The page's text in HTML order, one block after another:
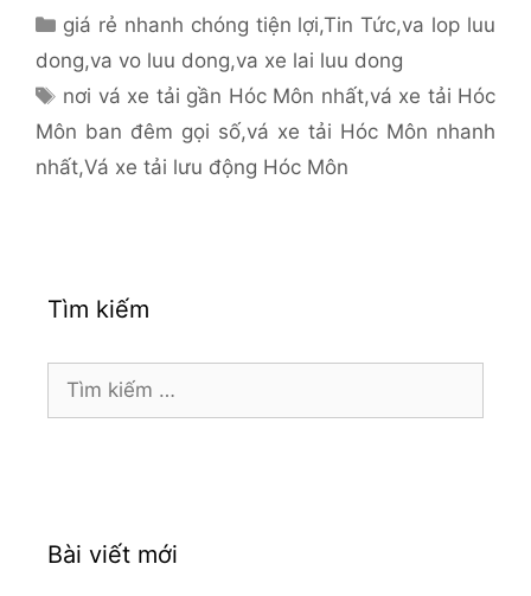
Danh
mục
giá rẻ nhanh chóng tiện lợi,Tin Tức,va lop luu
dong,va vo luu dong,va xe lai luu dong
Thẻ
nơi vá xe tải gần Hóc Môn nhất,vá xe tải Hóc
Môn ban đêm gọi số,vá xe tải Hóc Môn nhanh
nhất,Vá xe tải lưu động Hóc Môn
Tìm kiếm
Tìm
Bài viết mới